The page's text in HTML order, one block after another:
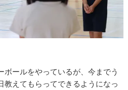
ールをやっているが、今までう
教えてもらってできるようになっ